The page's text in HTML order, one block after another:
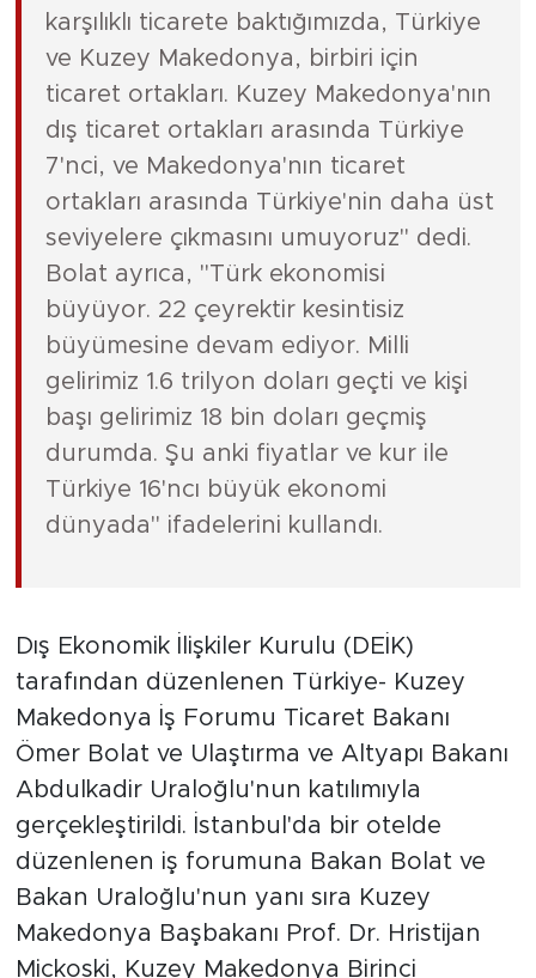
karşılıklı ticarete baktığımızda, Türkiye
ve Kuzey Makedonya, birbiri için
ticaret ortakları. Kuzey Makedonya'nın
dış ticaret ortakları arasında Türkiye
7'nci, ve Makedonya'nın ticaret
ortakları arasında Türkiye'nin daha üst
seviyelere çıkmasını umuyoruz" dedi.
Bolat ayrıca, "Türk ekonomisi
büyüyor. 22 çeyrektir kesintisiz
büyümesine devam ediyor. Milli
gelirimiz 1.6 trilyon doları geçti ve kişi
başı gelirimiz 18 bin doları geçmiş
durumda. Şu anki fiyatlar ve kur ile
Türkiye 16'ncı büyük ekonomi
dünyada" ifadelerini kullandı.
Dış Ekonomik İlişkiler Kurulu (DEİK)
tarafından düzenlenen Türkiye- Kuzey
Makedonya İş Forumu Ticaret Bakanı
Ömer Bolat ve Ulaştırma ve Altyapı Bakanı
Abdulkadir Uraloğlu'nun katılımıyla
gerçekleştirildi. İstanbul'da bir otelde
düzenlenen iş forumuna Bakan Bolat ve
Bakan Uraloğlu'nun yanı sıra Kuzey
Makedonya Başbakanı Prof. Dr. Hristijan
Mickoski, Kuzey Makedonya Birinci